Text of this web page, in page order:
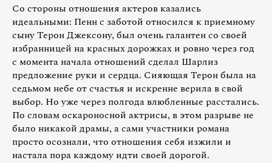
Со стороны отношения актеров казались
идеальными: Пенн с заботой относился к приемному
сыну Терон Джексону, был очень галантен со своей
избранницей на красных дорожках и ровно через год
с момента начала отношений сделал Шарлиз
предложение руки и сердца. Сияющая Терон была на
седьмом небе от счастья и искренне верила в свой
выбор. Но уже через полгода влюбленные расстались.
По словам оскароносной актрисы, в этом разрыве не
было никакой драмы, а сами участники романа
просто осознали, что отношения себя изжили и
настала пора каждому идти своей дорогой.